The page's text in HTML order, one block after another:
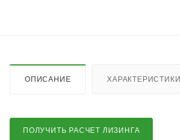
ОПИСАНИЕ ХАРАКТЕРИСТИКИ
ПОЛУЧИТЬ РАСЧЕТ ЛИЗИНГА